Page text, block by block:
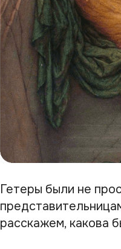
Гетеры были не
расскажем, какова